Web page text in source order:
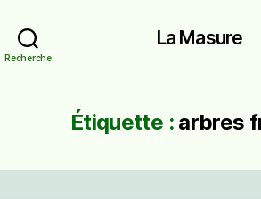
Recherche
La Masure
Étiquette : arbres